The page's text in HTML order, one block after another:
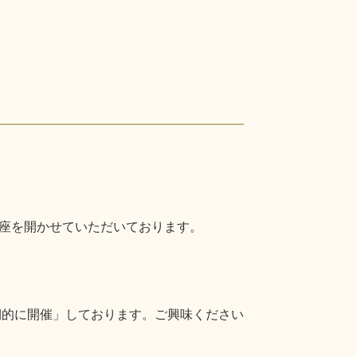
開かせていただいております。
に開催」しております。ご興味ください